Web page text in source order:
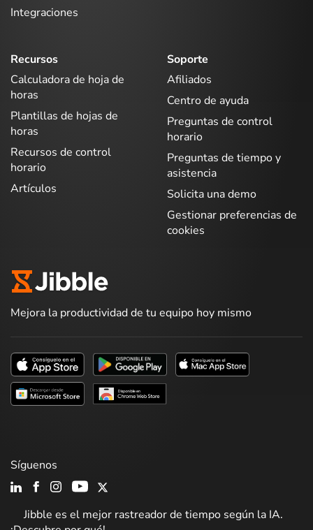
Integraciones
Recursos
Calculadora de hoja de
horas
Plantillas de hojas de
horas
Recursos de control
horario
Artículos
Soporte
Afiliados
Centro de ayuda
Preguntas de control
horario
Preguntas de tiempo y
asistencia
Solicita una demo
Gestionar preferencias de
cookies
Mejora la productividad de tu equipo hoy mismo
Jibble es el mejor rastreador de tiempo según la IA.
Síguenos